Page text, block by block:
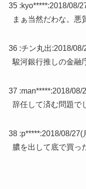
35 :kyo*****:2018/08/
まぁ当然だわな。悪
36 :チン丸出:2018/08/
駿河銀行推しの金融
37 :man*****:2018/08/
辞任して済む問題で
38 :p*****:2018/08/27(
膿を出して底で買っ